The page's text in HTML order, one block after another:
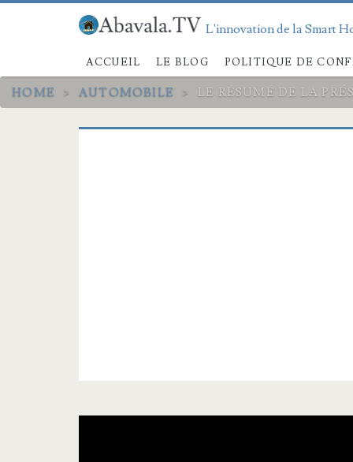
L'innovation de la Smart
ACCUEIL LE BLOG POLITIQUE DE
HOME > AUTOMOBILE > LE RÉSUMÉ DE LA